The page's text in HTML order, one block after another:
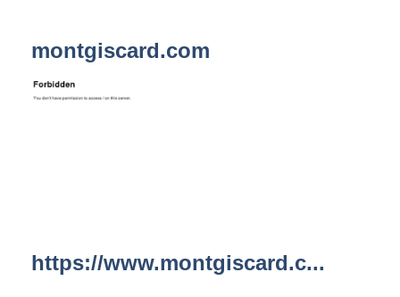
montgiscard.com
https://www.montgiscard.c...